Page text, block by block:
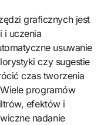
graficznych jest
i uczenia
usuwanie
czy sugestie
czas tworzenia
programów
efektów i
nadanie